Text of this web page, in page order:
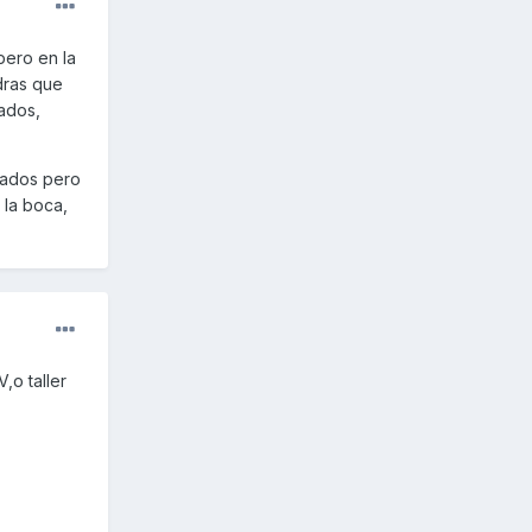
en la
que
pero
boca,
taller